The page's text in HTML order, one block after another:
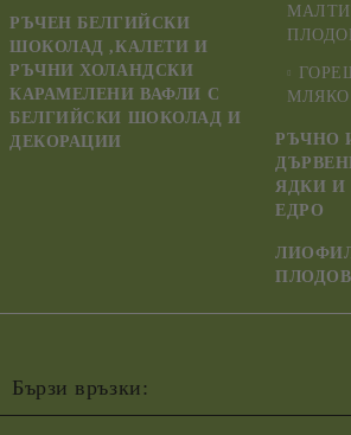
РЪЧЕН БЕЛГИЙСКИ
ШОКОЛАД ,КАЛЕТИ И
РЪЧНИ ХОЛАНДСКИ
КАРАМЕЛЕНИ ВАФЛИ С
БЕЛГИЙСКИ ШОКОЛАД И
ДЕКОРАЦИИ
МЛЯКО
РЪЧНО
ЯДКИ
ЕДРО
Бързи връзки: